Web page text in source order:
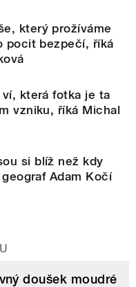
který prožíváme
pocit bezpečí, říká
která fotka je ta
vzniku, říká Michal
si blíž než kdy
Adam Kočí
doušek moudré